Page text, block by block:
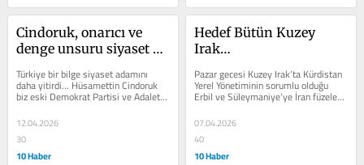
Cindoruk, onarıcı ve
denge unsuru siyaset
Türkiye bir bilge siyaset adamını
daha yitirdi… Hüsamettin Cindoruk
biz eski Demokrat Partisi ve Adalet
12.04.2026
30
10 Haber
Hedef Bütün Kuzey
Irak…
Pazar gecesi Kuzey Irak’ta Kürdistan
Yerel Yönetiminin sorumlu olduğu
Erbil ve Süleymaniye’ye İran füzeleri
ve SİHA saldırıları...
07.04.2026
40
10 Haber